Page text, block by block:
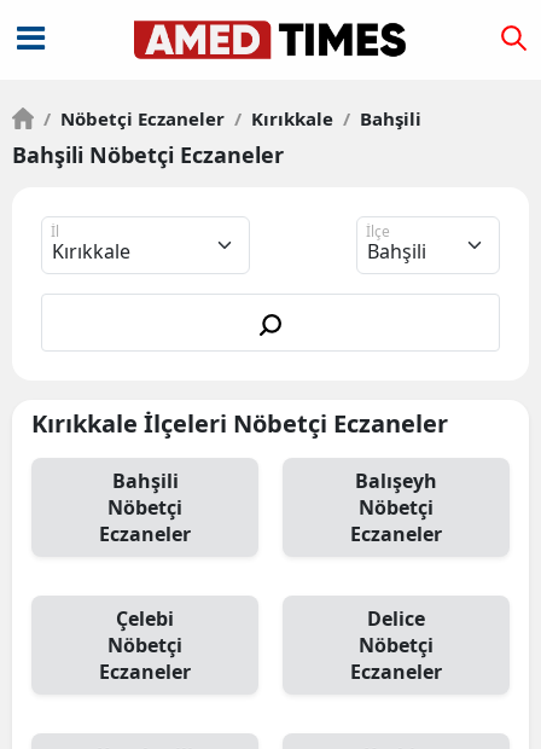
/ Nöbetçi Eczaneler / Kırıkkale / Bahşili
Bahşili Nöbetçi Eczaneler
İl İlçe
Kırıkkale İlçeleri Nöbetçi Eczaneler
Bahşili
Nöbetçi
Eczaneler
Balışeyh
Nöbetçi
Eczaneler
Çelebi
Nöbetçi
Eczaneler
Delice
Nöbetçi
Eczaneler